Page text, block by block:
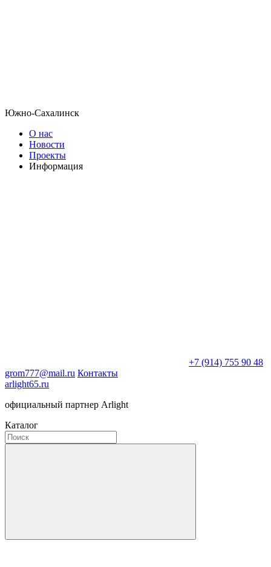
Южно-Сахалинск
О нас
Новости
Проекты
Информация
+7 (914) 755 90 48
grom777@mail.ru Контакты
arlight65.ru
официальный партнер Arlight
Каталог